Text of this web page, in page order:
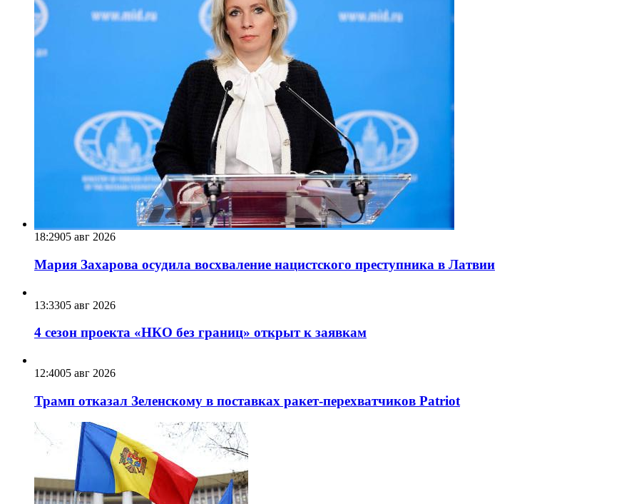
18:2905 авг 2026
Мария Захарова осудила восхваление нацистского преступника в Латвии
13:3305 авг 2026
4 сезон проекта «НКО без границ» открыт к заявкам
12:4005 авг 2026
Трамп отказал Зеленскому в поставках ракет-перехватчиков Patriot